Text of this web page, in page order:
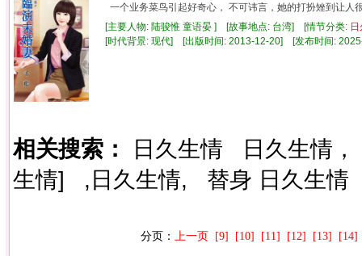
一个业务菜鸟引起好奇心， 不可讳言，她的打扮矬到让人
[主要人物: 陆骏惟 童语晏 ] [故事地点: 台湾] [情节分类:
[时代背景: 现代] [出版时间: 2013-12-20] [发布时间:
相关搜索： 日久生情
日久生情，
生情]
,日久生情, 替身 日久生情
分页： 上一页 [9] [10] [11] [12] [13] [14]